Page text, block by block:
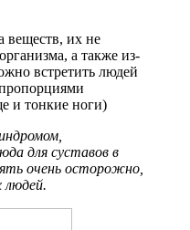
веществ, их не
а также из-
встретить людей
и тонкие ноги)
для суставов в
очень осторожно,
людей.